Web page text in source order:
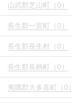
山武郡芝山町（0）
長生郡一宮町（0）
長生郡長生村（0）
長生郡長柄町（0）
夷隅郡大多喜町（0）